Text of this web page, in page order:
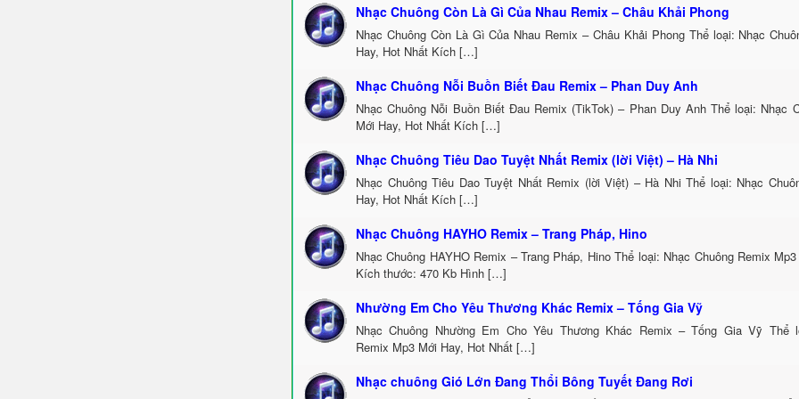
Nhạc Chuông Còn Là Gì Của Nhau Remix – Châu Khải Phong
Nhạc Chuông Còn Là Gì Của Nhau Remix – Châu Khải Phong Thể loại: Nhạc
Hay, Hot Nhất Kích […]
Nhạc Chuông Nỗi Buồn Biết Đau Remix – Phan Duy Anh
Nhạc Chuông Nỗi Buồn Biết Đau Remix (TikTok) – Phan Duy Anh Thể loại: Nhạc
Mới Hay, Hot Nhất Kích […]
Nhạc Chuông Tiêu Dao Tuyệt Nhất Remix (lời Việt) – Hà Nhi
Nhạc Chuông Tiêu Dao Tuyệt Nhất Remix (lời Việt) – Hà Nhi Thể loại: Nhạc
Hay, Hot Nhất Kích […]
Nhạc Chuông HAYHO Remix – Trang Pháp, Hino
Nhạc Chuông HAYHO Remix – Trang Pháp, Hino Thể loại: Nhạc Chuông Remix
Kích thước: 470 Kb Hình […]
Nhường Em Cho Yêu Thương Khác Remix – Tống Gia Vỹ
Nhạc Chuông Nhường Em Cho Yêu Thương Khác Remix – Tống Gia Vỹ Thể
Remix Mp3 Mới Hay, Hot Nhất […]
Nhạc chuông Gió Lớn Đang Thổi Bông Tuyết Đang Rơi